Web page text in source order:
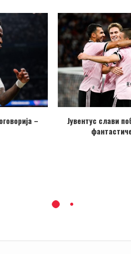
–
Јувентус слави